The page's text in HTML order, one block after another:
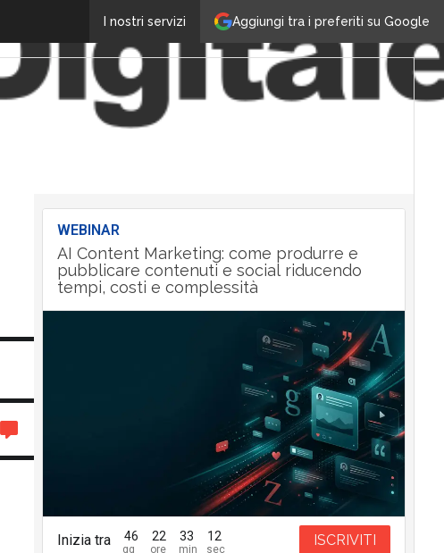
Aggiungi tra i preferiti su Google
I nostri servizi
WEBINAR
AI Content Marketing: come produrre e
pubblicare contenuti e social riducendo
tempi, costi e complessità
Inizia tra 46 22 33 11 ISCRIVITI